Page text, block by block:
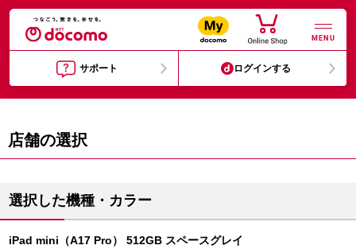
MENU
サポート ログインする
店舗の選択
選択した機種・カラー
iPad mini（A17 Pro） 512GB スペースグレイ